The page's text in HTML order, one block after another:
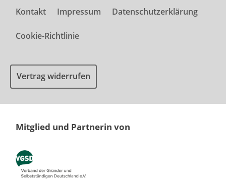
Kontakt Impressum Datenschutzerklärung
Cookie-Richtlinie
Vertrag widerrufen
Mitglied und Partnerin von